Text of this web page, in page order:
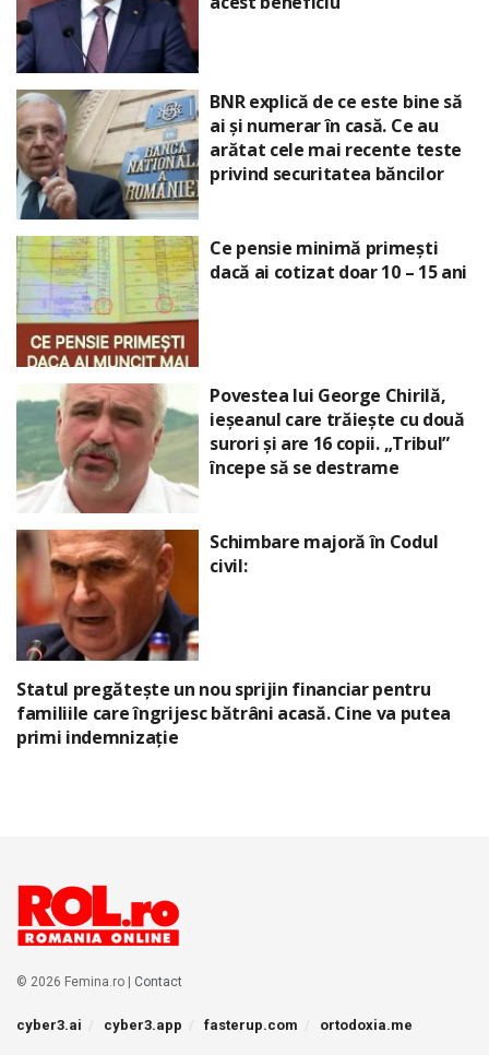
BNR explică de ce este bine să
ai și numerar în casă. Ce au
arătat cele mai recente teste
privind securitatea băncilor
Ce pensie minimă primești
dacă ai cotizat doar 10 – 15 ani
Povestea lui George Chirilă,
ieșeanul care trăiește cu două
surori și are 16 copii. „Tribul”
începe să se destrame
Schimbare majoră în Codul
civil:
Statul pregătește un nou sprijin financiar pentru
familiile care îngrijesc bătrâni acasă. Cine va putea
primi indemnizație
© 2026 Femina.ro | Contact
cyber3.ai cyber3.app fasterup.com ortodoxia.me